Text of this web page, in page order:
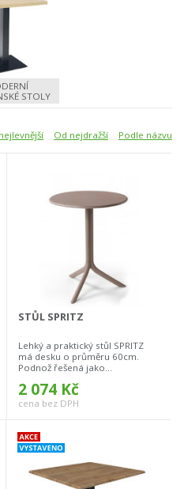
STOLY
Od nejdražší Podle názvu
STŮL SPRITZ
Lehký a praktický stůl SPRITZ
má desku o průměru 60cm.
Podnož řešená jako...
2 074 Kč
cena bez DPH